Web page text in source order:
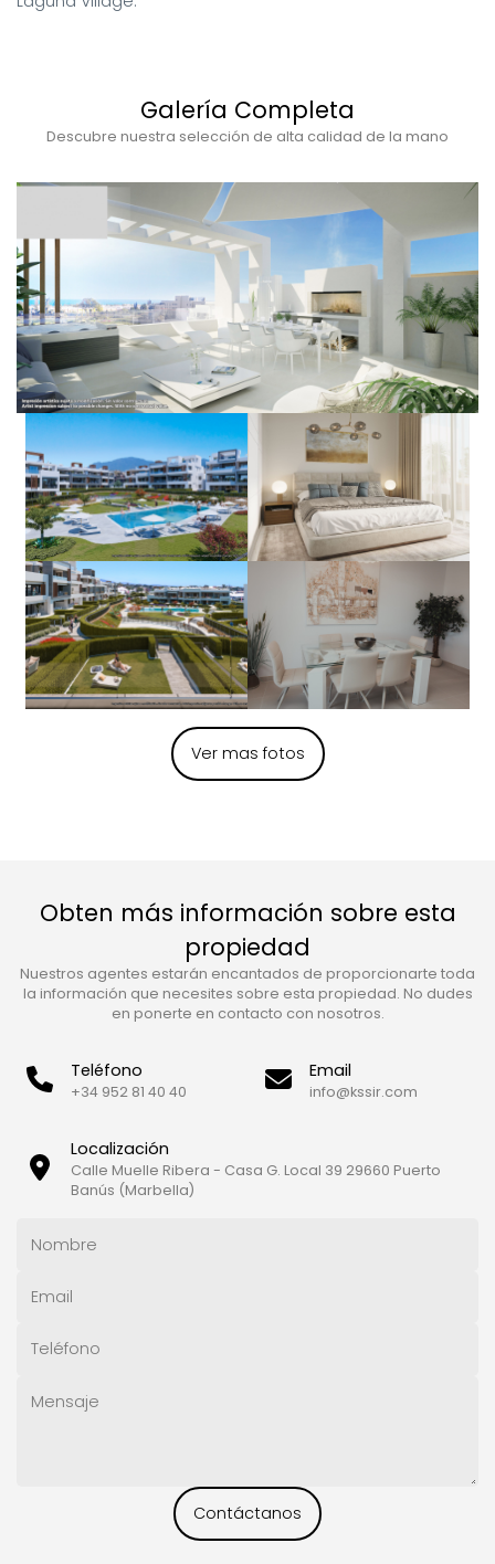
Galería Completa
Descubre nuestra selección de alta calidad de la mano
Ver mas fotos
Obten más información sobre esta
propiedad
Nuestros agentes estarán encantados de proporcionarte toda
la información que necesites sobre esta propiedad. No dudes
en ponerte en contacto con nosotros.
Teléfono
+34 952 81 40 40
Localización
Calle Muelle Ribera - Casa G. Local 39 29660 Puerto
Banús (Marbella)
Email
info@kssir.com
Contáctanos